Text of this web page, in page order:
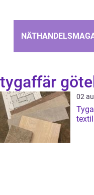
tygaffär
02